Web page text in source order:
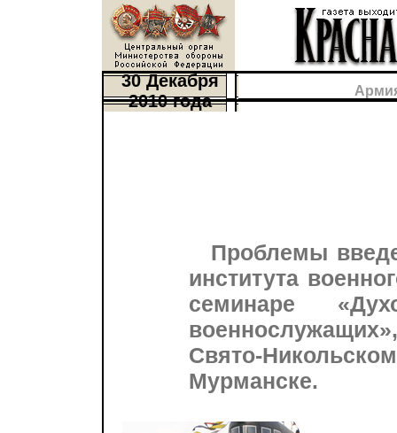
30 Декабря
2010 года
Проблемы
института
семинаре
Свято-
Мурманске.